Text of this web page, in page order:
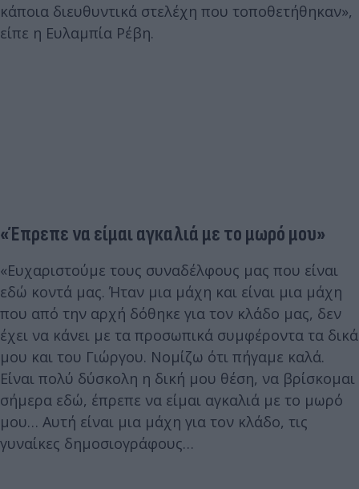
κάποια διευθυντικά στελέχη που τοποθετήθηκαν»,
είπε η Ευλαμπία Ρέβη.
«Έπρεπε να είμαι αγκαλιά με το μωρό μου»
«Ευχαριστούμε τους συναδέλφους μας που είναι
εδώ κοντά μας. Ήταν μια μάχη και είναι μια μάχη
που από την αρχή δόθηκε για τον κλάδο μας, δεν
έχει να κάνει με τα προσωπικά συμφέροντα τα δικά
μου και του Γιώργου. Νομίζω ότι πήγαμε καλά.
Είναι πολύ δύσκολη η δική μου θέση, να βρίσκομαι
σήμερα εδώ, έπρεπε να είμαι αγκαλιά με το μωρό
μου… Αυτή είναι μια μάχη για τον κλάδο, τις
γυναίκες δημοσιογράφους…